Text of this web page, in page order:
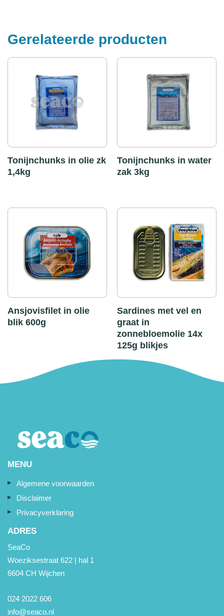
Gerelateerde producten
Tonijnchunks in olie zk
1,4kg
Tonijnchunks in water
zak 3kg
Ansjovisfilet in olie
blik 600g
Sardines met vel en
graat in
zonnebloemolie 14x
125g blikjes
MENU
Algemene voorwaarden
Disclaimer
Privacyverklaring
ADRES
SeaCo
Woeziksestraat 622 | hal 1
6604 CH Wijchen
024 2022 606
info@seaco.nl